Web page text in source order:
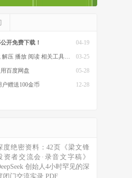
04-19
开免费下载！
03-25
压 播放 阅读 相关工具软件
05-28
百度网盘
12-28
赠送100金币
度绝密资料：42页《梁文锋
资者交流会·录音文字稿》
创始人4小时罕见的深
闭门交流实录 PDF